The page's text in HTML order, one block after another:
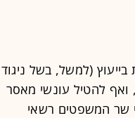
(למשל, בשל ניגוד
ואף להטיל עונשי מאסר
שר המשפטים רשאי